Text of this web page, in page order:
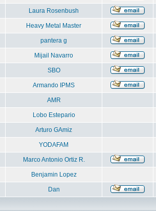
Laura Rosenbush
Heavy Metal Master
pantera g
Mijail Navarro
SBO
Armando IPMS
AMR
Lobo Estepario
Arturo GAmiz
YODAFAM
Marco Antonio Ortiz R.
Benjamin Lopez
Dan